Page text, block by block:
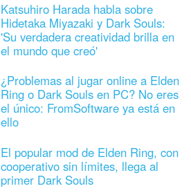
Katsuhiro Harada habla sobre
Hidetaka Miyazaki y Dark Souls:
'Su verdadera creatividad brilla en
el mundo que creó'
¿Problemas al jugar online a Elden
Ring o Dark Souls en PC? No eres
el único: FromSoftware ya está en
ello
El popular mod de Elden Ring, con
cooperativo sin límites, llega al
primer Dark Souls